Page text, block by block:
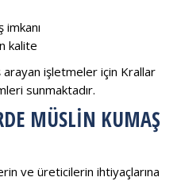
kalite
işletmeler için Krallar
sunmaktadır.
MÜSLIN KUMAŞ
ve üreticilerin ihtiyaçlarına